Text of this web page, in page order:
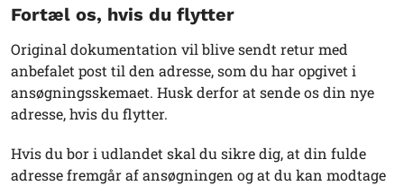
Fortæl os, hvis du flytter
Original dokumentation vil blive sendt retur med
anbefalet post til den adresse, som du har opgivet i
ansøgningsskemaet. Husk derfor at sende os din nye
adresse, hvis du flytter.
Hvis du bor i udlandet skal du sikre dig, at din fulde
adresse fremgår af ansøgningen og at du kan modtage